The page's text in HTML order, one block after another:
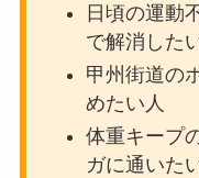
日頃の運動
で解消した
甲州街道の
めたい人
体重キープ
ガに通いた